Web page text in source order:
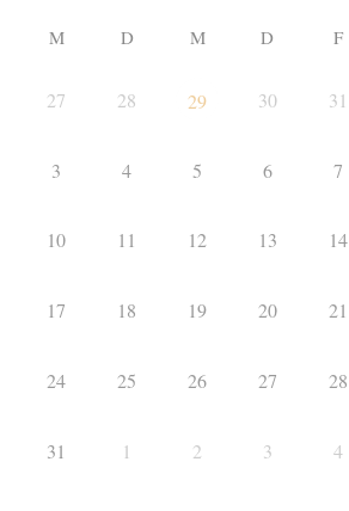
M D M D F
27 28 29 30 31
3 4 5 6 7
10 11 12 13 14
17 18 19 20 21
24 25 26 27 28
31 1 2 3 4